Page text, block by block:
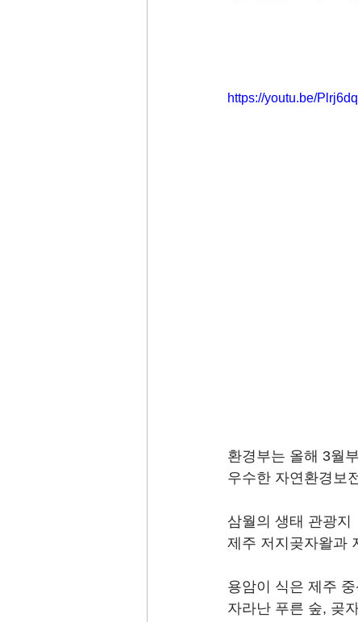
https://youtu.be/
환경부는 올해 3월
우수한 자연환경보
삼월의 생태 관광지
제주 저지곶자왈과
용암이 식은 제주
자라난 푸른 숲, 곶